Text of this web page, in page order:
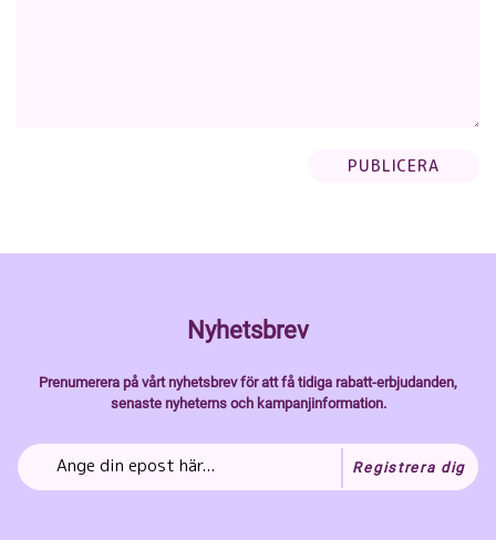
Nyhetsbrev
Prenumerera på vårt nyhetsbrev för att få tidiga rabatt-erbjudanden,
senaste nyheterns och kampanjinformation.
Registrera dig